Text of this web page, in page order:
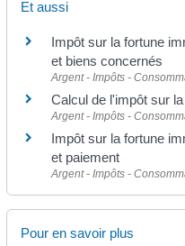
Et aussi
Impôt sur la fortune
et biens concernés
Argent - Impôts -
Calcul de l'impôt sur
Argent - Impôts -
Impôt sur la fortune
et paiement
Argent - Impôts -
Pour en savoir plus